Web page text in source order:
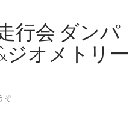
行会 ダンパ
ジオメトリー
ぞ